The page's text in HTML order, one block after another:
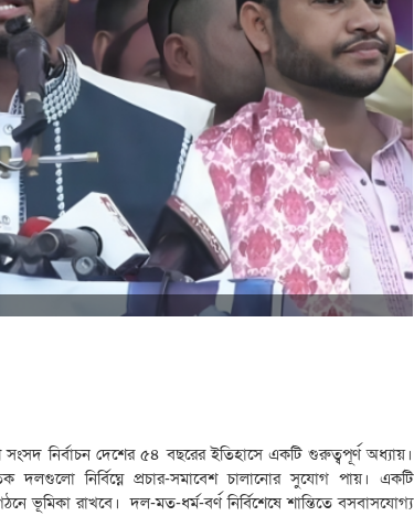
নির্বাচন দেশের ৫৪ বছরের ইতিহাসে একটি গুরুত্বপূর্ণ অধ্যায়।
নির্বিঘ্নে প্রচার-সমাবেশ চালানোর সুযোগ পায়। একটি
ভূমিকা রাখবে। দল-মত-ধর্ম-বর্ণ নির্বিশেষে শান্তিতে বসবাসযোগ্য